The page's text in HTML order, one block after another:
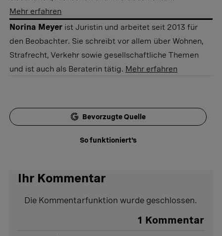
Mehr erfahren
Norina Meyer ist Juristin und arbeitet seit 2013 für
den Beobachter. Sie schreibt vor allem über Wohnen,
Strafrecht, Verkehr sowie gesellschaftliche Themen
und ist auch als Beraterin tätig. Mehr erfahren
Bevorzugte Quelle
So funktioniert's
Ihr Kommentar
Die Kommentarfunktion wurde geschlossen.
1 Kommentar